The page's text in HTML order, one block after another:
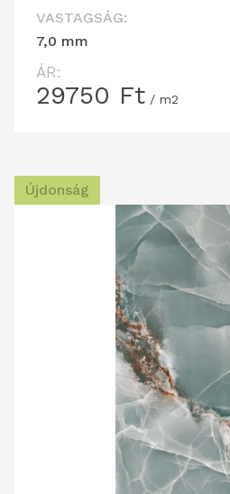
VASTAGSÁG:
7,0 mm
ÁR:
29750 Ft / m2
Újdonság